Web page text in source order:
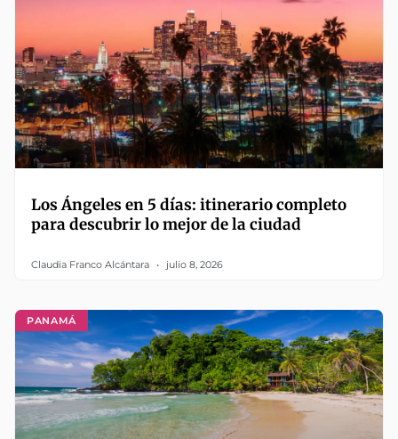
Los Ángeles en 5 días: itinerario completo
para descubrir lo mejor de la ciudad
Claudia Franco Alcántara julio 8, 2026
PANAMÁ